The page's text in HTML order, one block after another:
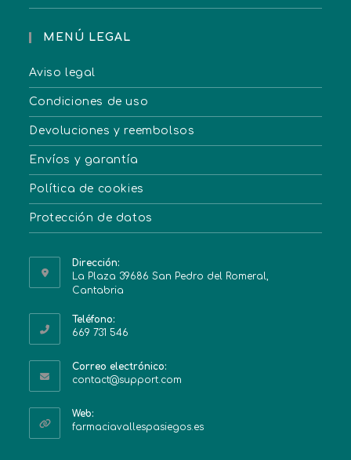
MENÚ LEGAL
Aviso legal
Condiciones de uso
Devoluciones y reembolsos
Envíos y garantía
Política de cookies
Protección de datos
Dirección:
La Plaza 39686 San Pedro del Romeral,
Cantabria
Teléfono:
669 731 546
Correo electrónico:
contact@support.com
Web:
farmaciavallespasiegos.es